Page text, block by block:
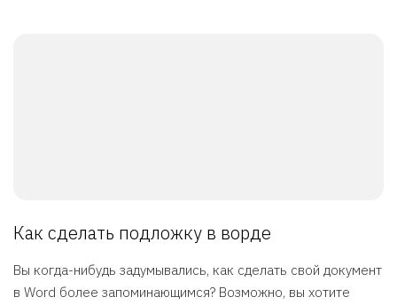
Как сделать подложку в ворде
Вы когда-нибудь задумывались, как сделать свой документ
в Word более запоминающимся? Возможно, вы хотите